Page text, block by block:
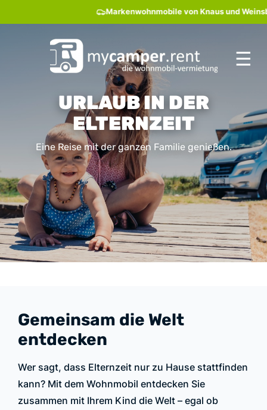
Markenwohnmobile von Knaus und Weinsberg
☰
URLAUB IN DER
ELTERNZEIT
Eine Reise mit der ganzen Familie genießen.
Gemeinsam die Welt
entdecken
Wer sagt, dass Elternzeit nur zu Hause stattfinden
kann? Mit dem Wohnmobil entdecken Sie
zusammen mit Ihrem Kind die Welt – egal ob